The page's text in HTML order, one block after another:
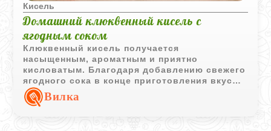
Кисель
Домашний клюквенный кисель с
ягодным соком
Клюквенный кисель получается
насыщенным, ароматным и приятно
кисловатым. Благодаря добавлению свежего
ягодного сока в конце приготовления вкус
остаётся ярким и натуральным, а сама
текстура выходит мягкой и нежной.
Вилка